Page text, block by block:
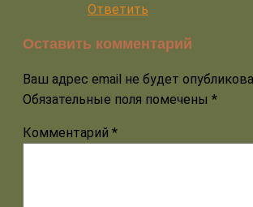
Ответить
Оставить комментарий
Ваш адрес email не будет
Обязательные поля помечены *
Комментарий *